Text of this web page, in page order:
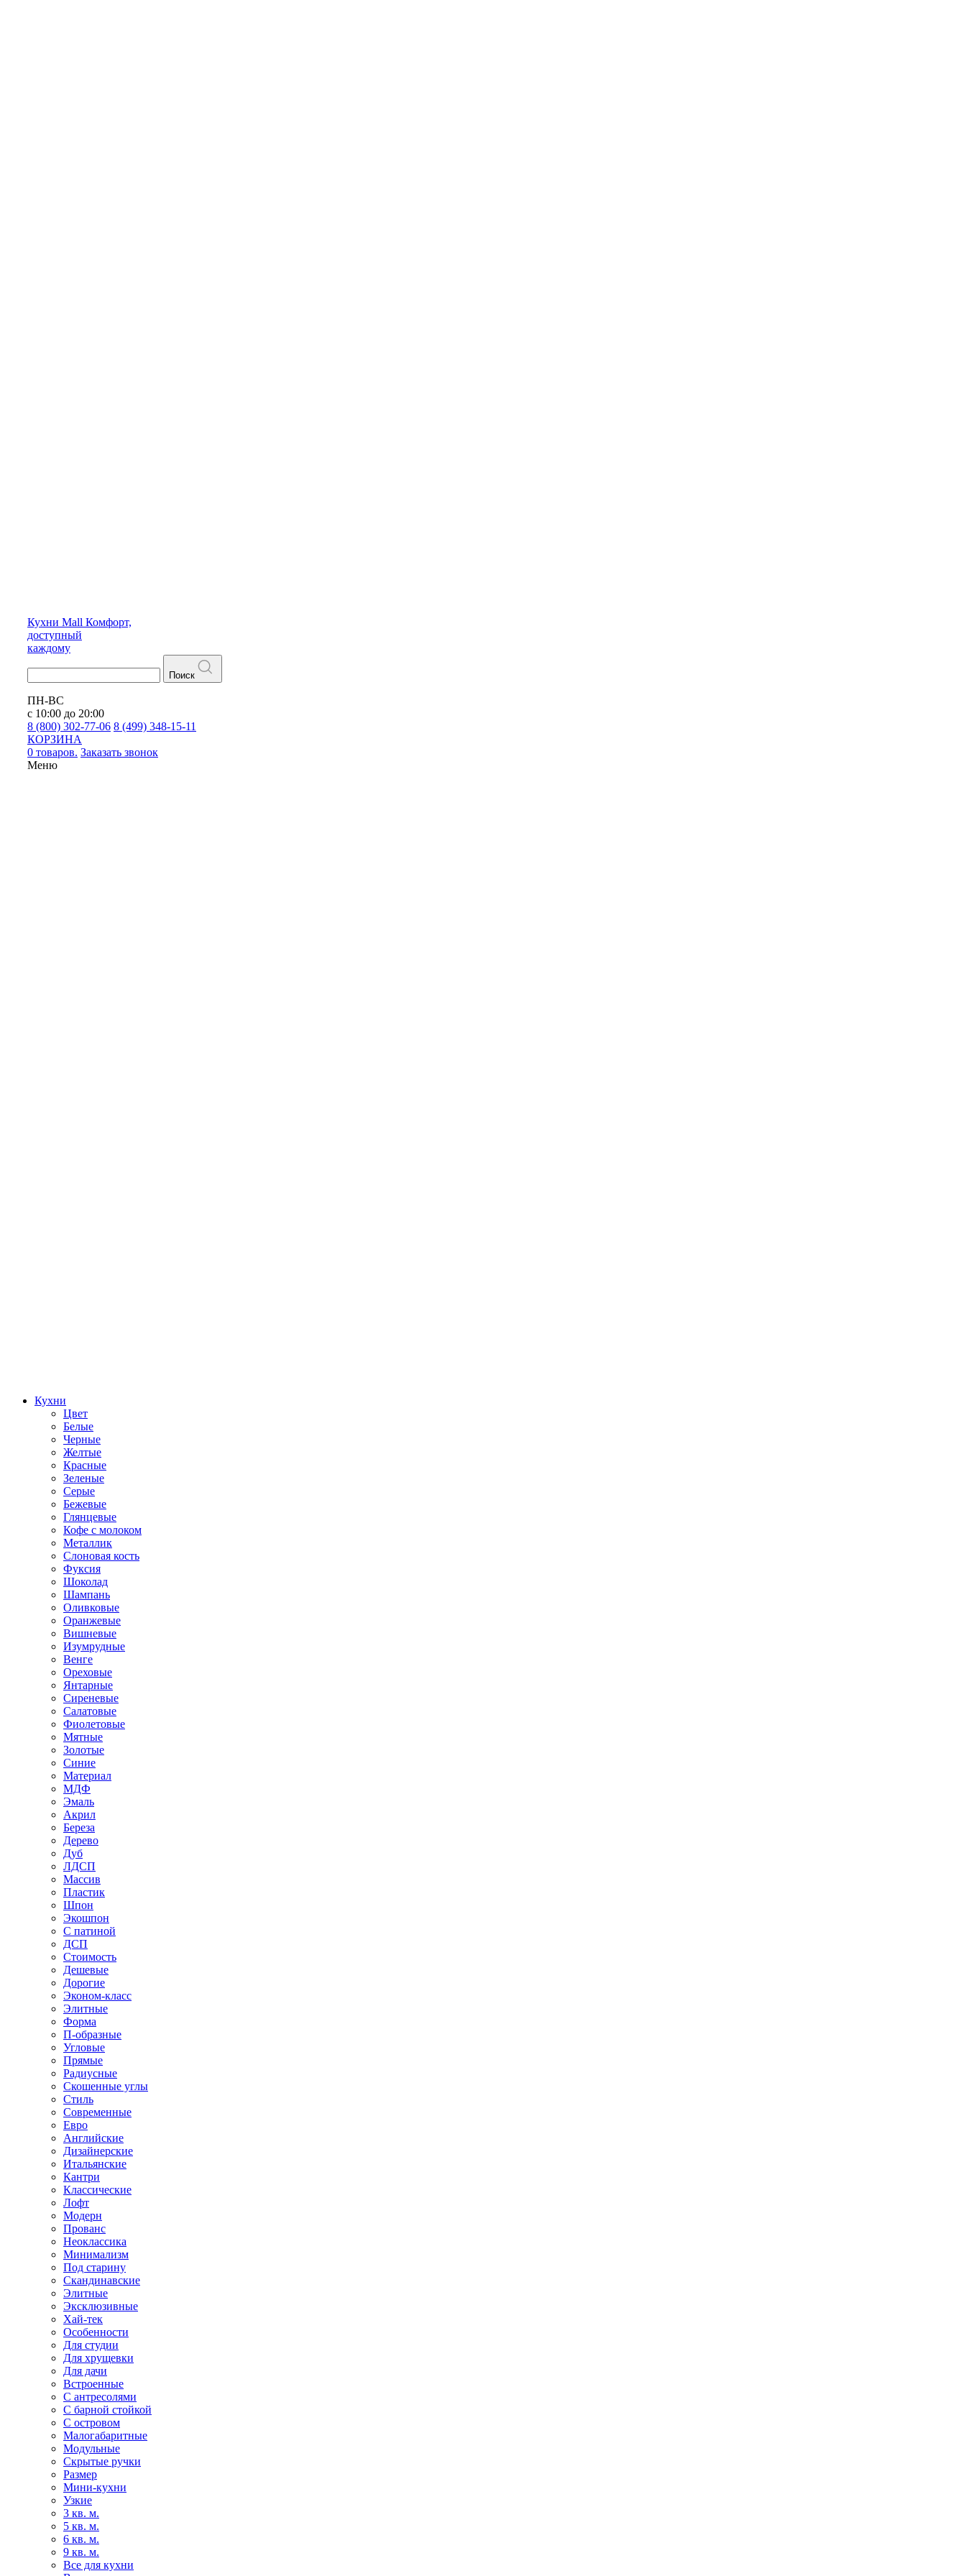
Кухни Mall Комфорт,
доступный
каждому
Поиск
ПН-ВС
с 10:00 до 20:00
8 (800) 302-77-06 8 (499) 348-15-11
КОРЗИНА
0 товаров. Заказать звонок
Меню
Кухни
Цвет
Белые
Черные
Желтые
Красные
Зеленые
Серые
Бежевые
Глянцевые
Кофе с молоком
Металлик
Слоновая кость
Фуксия
Шоколад
Шампань
Оливковые
Оранжевые
Вишневые
Изумрудные
Венге
Ореховые
Янтарные
Сиреневые
Салатовые
Фиолетовые
Мятные
Золотые
Синие
Материал
МДФ
Эмаль
Акрил
Береза
Дерево
Дуб
ЛДСП
Массив
Пластик
Шпон
Экошпон
С патиной
ДСП
Стоимость
Дешевые
Дорогие
Эконом-класс
Элитные
Форма
П-образные
Угловые
Прямые
Радиусные
Скошенные углы
Стиль
Современные
Евро
Английские
Дизайнерские
Итальянские
Кантри
Классические
Лофт
Модерн
Прованс
Неоклассика
Минимализм
Под старину
Скандинавские
Элитные
Эксклюзивные
Хай-тек
Особенности
Для студии
Для хрущевки
Для дачи
Встроенные
С антресолями
С барной стойкой
С островом
Малогабаритные
Модульные
Скрытые ручки
Размер
Мини-кухни
Узкие
3 кв. м.
5 кв. м.
6 кв. м.
9 кв. м.
Все для кухни